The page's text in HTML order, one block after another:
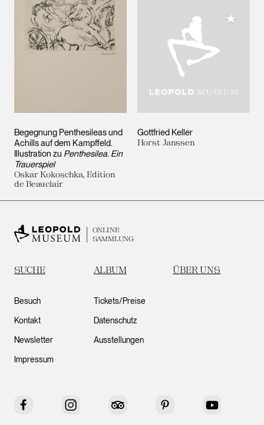
Begegnung Penthesileas und
Achills auf dem Kampffeld.
Illustration zu Penthesilea. Ein
Trauerspiel
Oskar Kokoschka, Edition
de Beauclair
Gottfried Keller
Horst Janssen
Meiner
ONLINE
SAMMLUNG
SUCHE ALBUM ÜBER UNS
Besuch
Kontakt
Newsletter
Impressum
Tickets/Preise
Datenschutz
Ausstellungen
Facebook Instagram Tripadvisor Pinterest YouTube